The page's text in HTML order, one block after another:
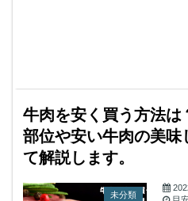
牛肉を安く買う方法は
部位や安い牛肉の美味
て解説します。
未分類